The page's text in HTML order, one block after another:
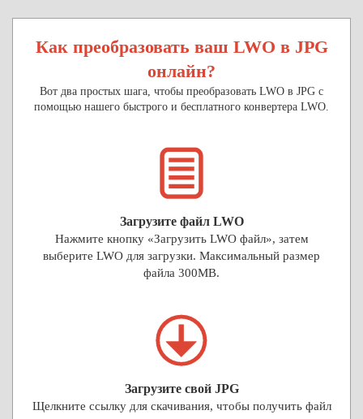
Как преобразовать ваш LWO в JPG
онлайн?
Вот два простых шага, чтобы преобразовать LWO в JPG с
помощью нашего быстрого и бесплатного конвертера LWO.
Загрузите файл LWO
Нажмите кнопку «Загрузить LWO файл», затем
выберите LWO для загрузки. Максимальный размер
файла 300MB.
Загрузите свой JPG
Щелкните ссылку для скачивания, чтобы получить файл